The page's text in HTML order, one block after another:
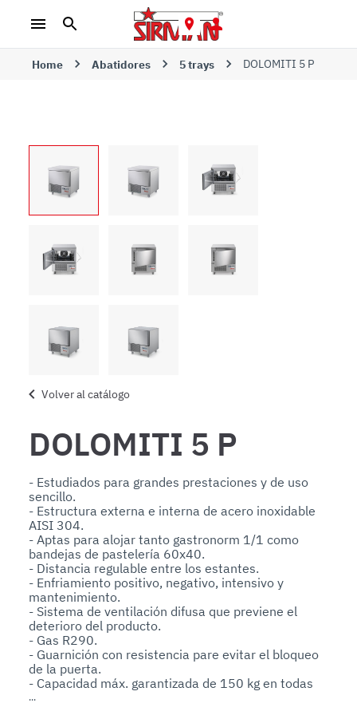
Home Abatidores 5 trays DOLOMITI 5 P
Volver al catálogo
DOLOMITI 5 P
- Estudiados para grandes prestaciones y de uso
sencillo.
- Estructura externa e interna de acero inoxidable
AISI 304.
- Aptas para alojar tanto gastronorm 1/1 como
bandejas de pastelería 60x40.
- Distancia regulable entre los estantes.
- Enfriamiento positivo, negativo, intensivo y
mantenimiento.
- Sistema de ventilación difusa que previene el
deterioro del producto.
- Gas R290.
- Guarnición con resistencia pare evitar el bloqueo
de la puerta.
- Capacidad máx. garantizada de 150 kg en todas
las versiones para suelo con encimera.